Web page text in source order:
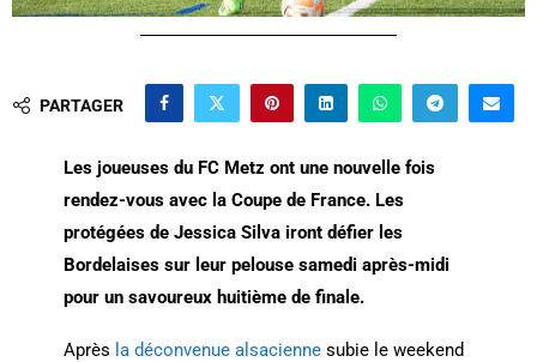
PARTAGER
Les joueuses du FC Metz ont une nouvelle fois
rendez-vous avec la Coupe de France. Les
protégées de Jessica Silva iront défier les
Bordelaises sur leur pelouse samedi après-midi
pour un savoureux huitième de finale.
Après la déconvenue alsaciennesubie le weekend